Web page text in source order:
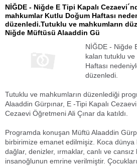
NİĞDE - Niğde E Tipi Kapalı
mahkumlar Kutlu Doğum Haftası
düzenledi.Tutuklu ve mahkumların
Niğde Müftüsü Alaaddin Gü
NİĞDE - Niğde
kalan tutuklu
Haftası
düzenledi.
Tutuklu ve mahkumların düzenlediği
Alaaddin Gürpınar, E -Tipi Kapalı
Cezaevi Öğretmeni Ali Çınar da katıldı.
Programda konuşan Müftü Alaaddin
birbirimize emanet edilmişiz. Koca dünya
dağlar, denizler, ırmaklar, canlı ve
insanoğlunun emrine verilmiştir.